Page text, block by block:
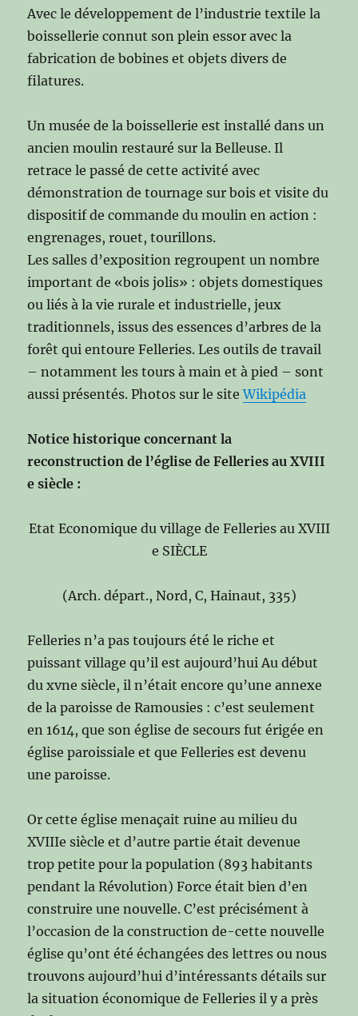
Avec le développement de l’industrie textile la
boissellerie connut son plein essor avec la
fabrication de bobines et objets divers de
filatures.
Un musée de la boissellerie est installé dans un
ancien moulin restauré sur la Belleuse. Il
retrace le passé de cette activité avec
démonstration de tournage sur bois et visite du
dispositif de commande du moulin en action :
engrenages, rouet, tourillons.
Les salles d’exposition regroupent un nombre
important de «bois jolis» : objets domestiques
ou liés à la vie rurale et industrielle, jeux
traditionnels, issus des essences d’arbres de la
forêt qui entoure Felleries. Les outils de travail
– notamment les tours à main et à pied – sont
aussi présentés. Photos sur le siteWikipédia
Notice historique concernant la
reconstruction de l’église de Felleries au XVIII
e siècle :
Etat Economique du village de Felleries au XVIII
e SIÈCLE
(Arch. départ., Nord, C, Hainaut, 335)
Felleries n’a pas toujours été le riche et
puissant village qu’il est aujourd’hui Au début
du xvne siècle, il n’était encore qu’une annexe
de la paroisse de Ramousies : c’est seulement
en 1614, que son église de secours fut érigée en
église paroissiale et que Felleries est devenu
une paroisse.
Or cette église menaçait ruine au milieu du
XVIIIe siècle et d’autre partie était devenue
trop petite pour la population (893 habitants
pendant la Révolution) Force était bien d’en
construire une nouvelle. C’est précisément à
l’occasion de la construction de-cette nouvelle
église qu’ont été échangées des lettres ou nous
trouvons aujourd’hui d’intéressants détails sur
la situation économique de Felleries il y a près